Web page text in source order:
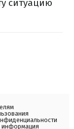
ситуацию
информация